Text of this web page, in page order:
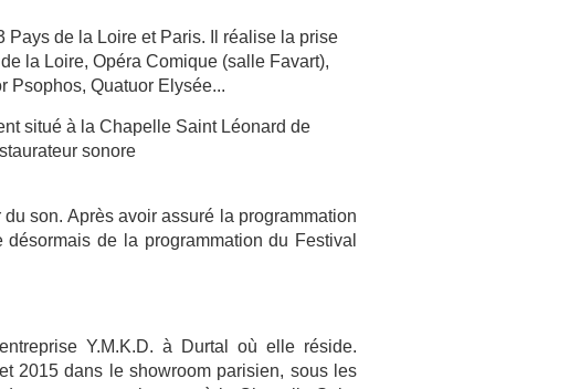
Pays de la Loire et Paris. Il réalise la prise
la Loire, Opéra Comique (salle Favart),
Psophos, Quatuor Elysée...
situé à la Chapelle Saint Léonard de
sonore
son. Après avoir assuré la programmation
de la programmation du Festival
Y.M.K.D. à Durtal où elle réside.
2015 dans le showroom parisien, sous les